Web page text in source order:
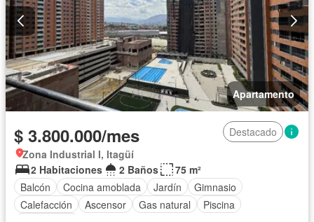
Apartamento
$ 3.800.000/mes
Destacado
Zona Industrial I, Itagüí
2 Habitaciones
2 Baños
75 m²
Balcón
Cocina amoblada Jardín
Gimnasio
Calefacción
Ascensor Gas natural
Piscina